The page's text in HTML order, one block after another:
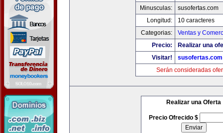
Minusculas:
susofertas.com
Longitud:
10 caracteres
Categorias:
Ventas y
Precio:
Realizar una
Visitar!
susofertas.com
Serán consideradas
Realizar una Oferta
Precio Ofrecido $